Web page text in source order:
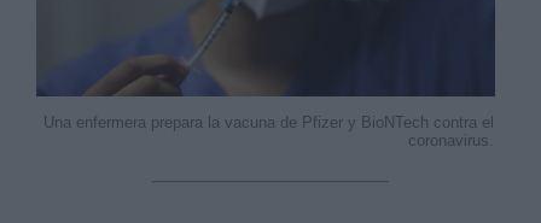
Una enfermera prepara la vacuna de Pfizer y BioNTech contra el
coronavirus.